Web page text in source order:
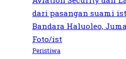
Peristiwa